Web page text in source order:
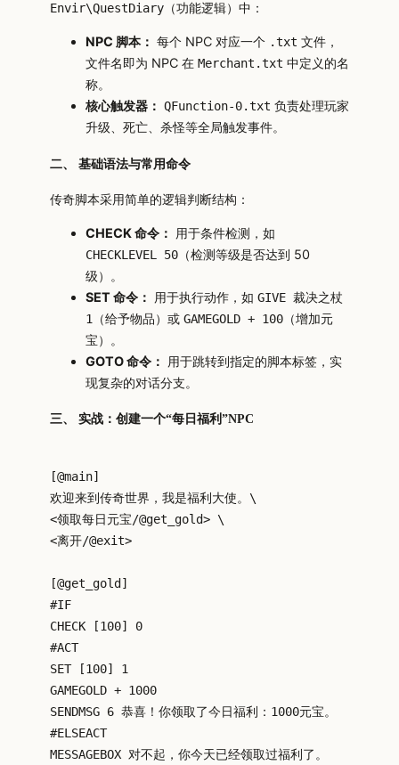
Envir\QuestDiary （功能逻辑）中：
NPC 脚本： 每个 NPC 对应一个 .txt 文件，
文件名即为 NPC 在 Merchant.txt 中定义的名
称。
核心触发器： QFunction-0.txt 负责处理玩家
升级、死亡、杀怪等全局触发事件。
二、 基础语法与常用命令
传奇脚本采用简单的逻辑判断结构：
CHECK 命令： 用于条件检测，如
CHECKLEVEL 50 （检测等级是否达到 50
级）。
SET 命令：
用于执行动作，如 GIVE 裁决之杖
1 （给予物品）或 GAMEGOLD + 100 （增加元
宝）。
GOTO 命令：
用于跳转到指定的脚本标签，实
现复杂的对话分支。
三、 实战：创建一个“每日福利”NPC
[@main]
欢迎来到传奇世界，我是福利大使。\
<领取每日元宝/@get_gold> \
<离开/@exit>
[@get_gold]
#IF
CHECK [100] 0
#ACT
SET [100] 1
GAMEGOLD + 1000
SENDMSG 6 恭喜！你领取了今日福利：1000元宝。
#ELSEACT